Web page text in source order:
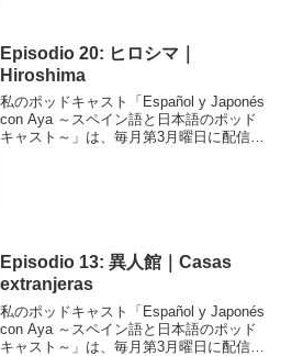
Episodio 20: ヒロシマ｜
Hiroshima
私のポッドキャスト「Español y Japonés
con Aya ～スペイン語と日本語のポッド
キャスト～」は、毎月第3月曜日に配信中
Episodio 13: 異人館｜Casas
extranjeras
私のポッドキャスト「Español y Japonés
con Aya ～スペイン語と日本語のポッド
キャスト～」は、毎月第3月曜日に配信中